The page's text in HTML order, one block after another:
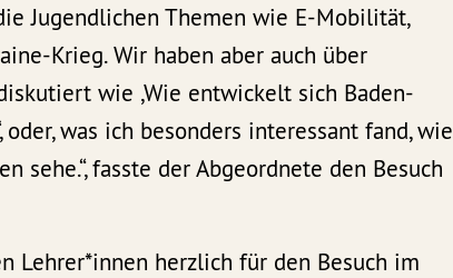
Jugendlichen Themen wie E-Mobilität,
Krieg. Wir haben aber auch über
wie ,Wie entwickelt sich Baden-
was ich besonders interessant fand, wie
sehe.“, fasste der Abgeordnete den Besuch
Lehrer*innen herzlich für den Besuch im